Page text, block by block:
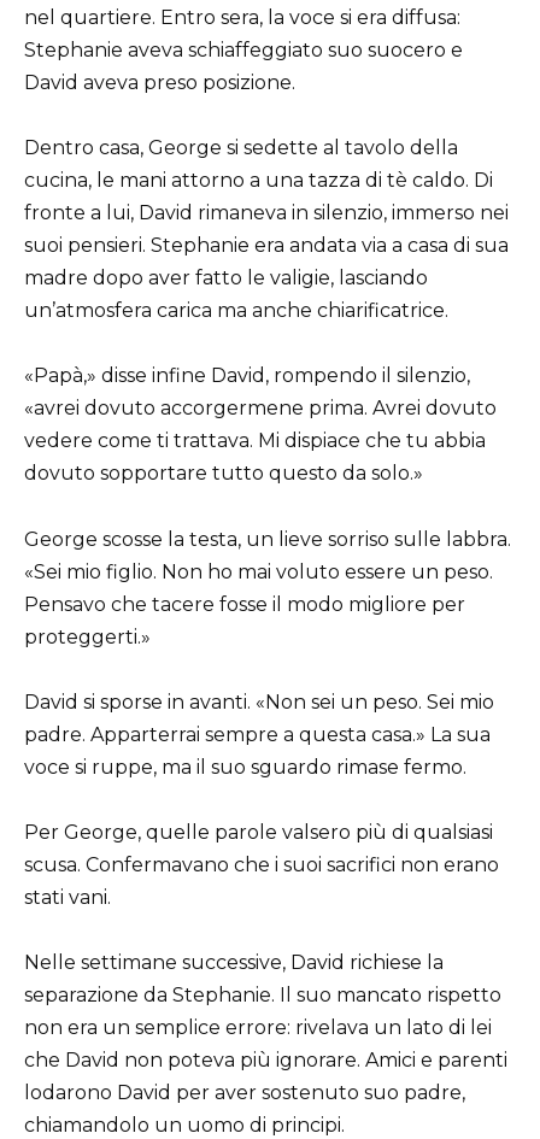
nel quartiere. Entro sera, la voce si era diffusa:
Stephanie aveva schiaffeggiato suo suocero e
David aveva preso posizione.
Dentro casa, George si sedette al tavolo della
cucina, le mani attorno a una tazza di tè caldo. Di
fronte a lui, David rimaneva in silenzio, immerso nei
suoi pensieri. Stephanie era andata via a casa di sua
madre dopo aver fatto le valigie, lasciando
un’atmosfera carica ma anche chiarificatrice.
«Papà,» disse infine David, rompendo il silenzio,
«avrei dovuto accorgermene prima. Avrei dovuto
vedere come ti trattava. Mi dispiace che tu abbia
dovuto sopportare tutto questo da solo.»
George scosse la testa, un lieve sorriso sulle labbra.
«Sei mio figlio. Non ho mai voluto essere un peso.
Pensavo che tacere fosse il modo migliore per
proteggerti.»
David si sporse in avanti. «Non sei un peso. Sei mio
padre. Apparterrai sempre a questa casa.» La sua
voce si ruppe, ma il suo sguardo rimase fermo.
Per George, quelle parole valsero più di qualsiasi
scusa. Confermavano che i suoi sacrifici non erano
stati vani.
Nelle settimane successive, David richiese la
separazione da Stephanie. Il suo mancato rispetto
non era un semplice errore: rivelava un lato di lei
che David non poteva più ignorare. Amici e parenti
lodarono David per aver sostenuto suo padre,
chiamandolo un uomo di principi.